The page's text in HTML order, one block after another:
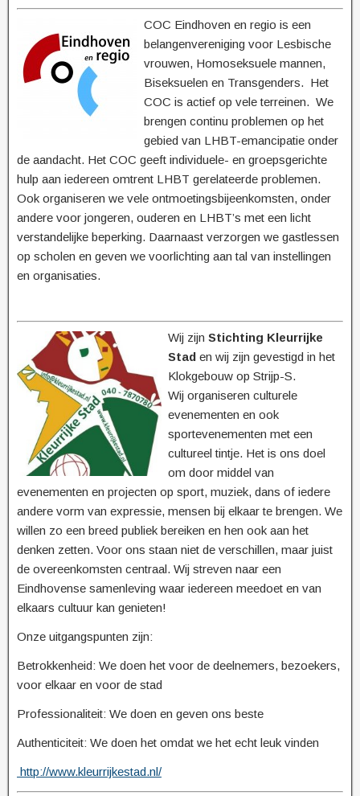
COC Eindhoven en regio is een
belangenvereniging voor Lesbische
vrouwen, Homoseksuele mannen,
Biseksuelen en Transgenders. Het
COC is actief op vele terreinen. We
brengen continu problemen op het
gebied van LHBT-emancipatie onder
de aandacht. Het COC geeft individuele- en groepsgerichte
hulp aan iedereen omtrent LHBT gerelateerde problemen.
Ook organiseren we vele ontmoetingsbijeenkomsten, onder
andere voor jongeren, ouderen en LHBT’s met een licht
verstandelijke beperking. Daarnaast verzorgen we gastlessen
op scholen en geven we voorlichting aan tal van instellingen
en organisaties.
Wij zijn Stichting Kleurrijke
Stad en wij zijn gevestigd in het
Klokgebouw op Strijp-S.
Wij organiseren culturele
evenementen en ook
sportevenementen met een
cultureel tintje. Het is ons doel
om door middel van
evenementen en projecten op sport, muziek, dans of iedere
andere vorm van expressie, mensen bij elkaar te brengen. We
willen zo een breed publiek bereiken en hen ook aan het
denken zetten. Voor ons staan niet de verschillen, maar juist
de overeenkomsten centraal. Wij streven naar een
Eindhovense samenleving waar iedereen meedoet en van
elkaars cultuur kan genieten!
Onze uitgangspunten zijn:
Betrokkenheid: We doen het voor de deelnemers, bezoekers,
voor elkaar en voor de stad
Professionaliteit: We doen en geven ons beste
Authenticiteit: We doen het omdat we het echt leuk vinden
http://www.kleurrijkestad.nl/